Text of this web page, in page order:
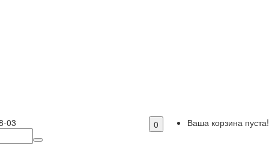
03 0 Ваша корзина пуста!